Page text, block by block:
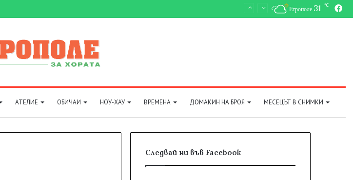
Етрополе 31 ℃
АТЕЛИЕ ОБИЧАИ НОУ-ХАУ ВРЕМЕНА ДОМАКИН НА БРОЯ МЕСЕЦЪТ В СНИМКИ
Следвай ни във Facebook